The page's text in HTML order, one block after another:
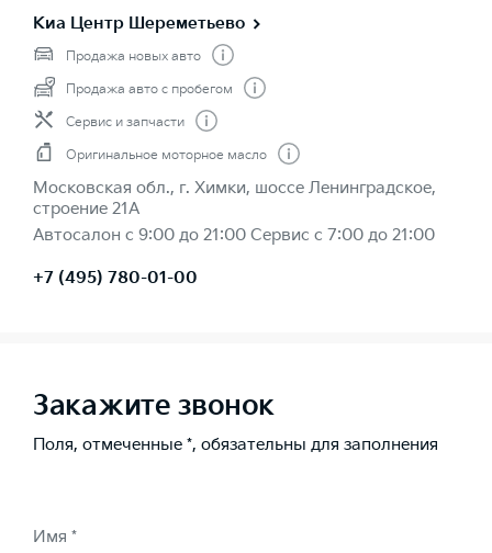
Киа Центр Шереметьево
Продажа новых авто
Продажа авто с пробегом
Сервис и запчасти
Оригинальное моторное масло
Московская обл., г. Химки, шоссе Ленинградское,
строение 21А
Автосалон с 9:00 до 21:00 Сервис с 7:00 до 21:00
+7 (495) 780-01-00
Закажите звонок
Поля, отмеченные *, обязательны для заполнения
Имя *